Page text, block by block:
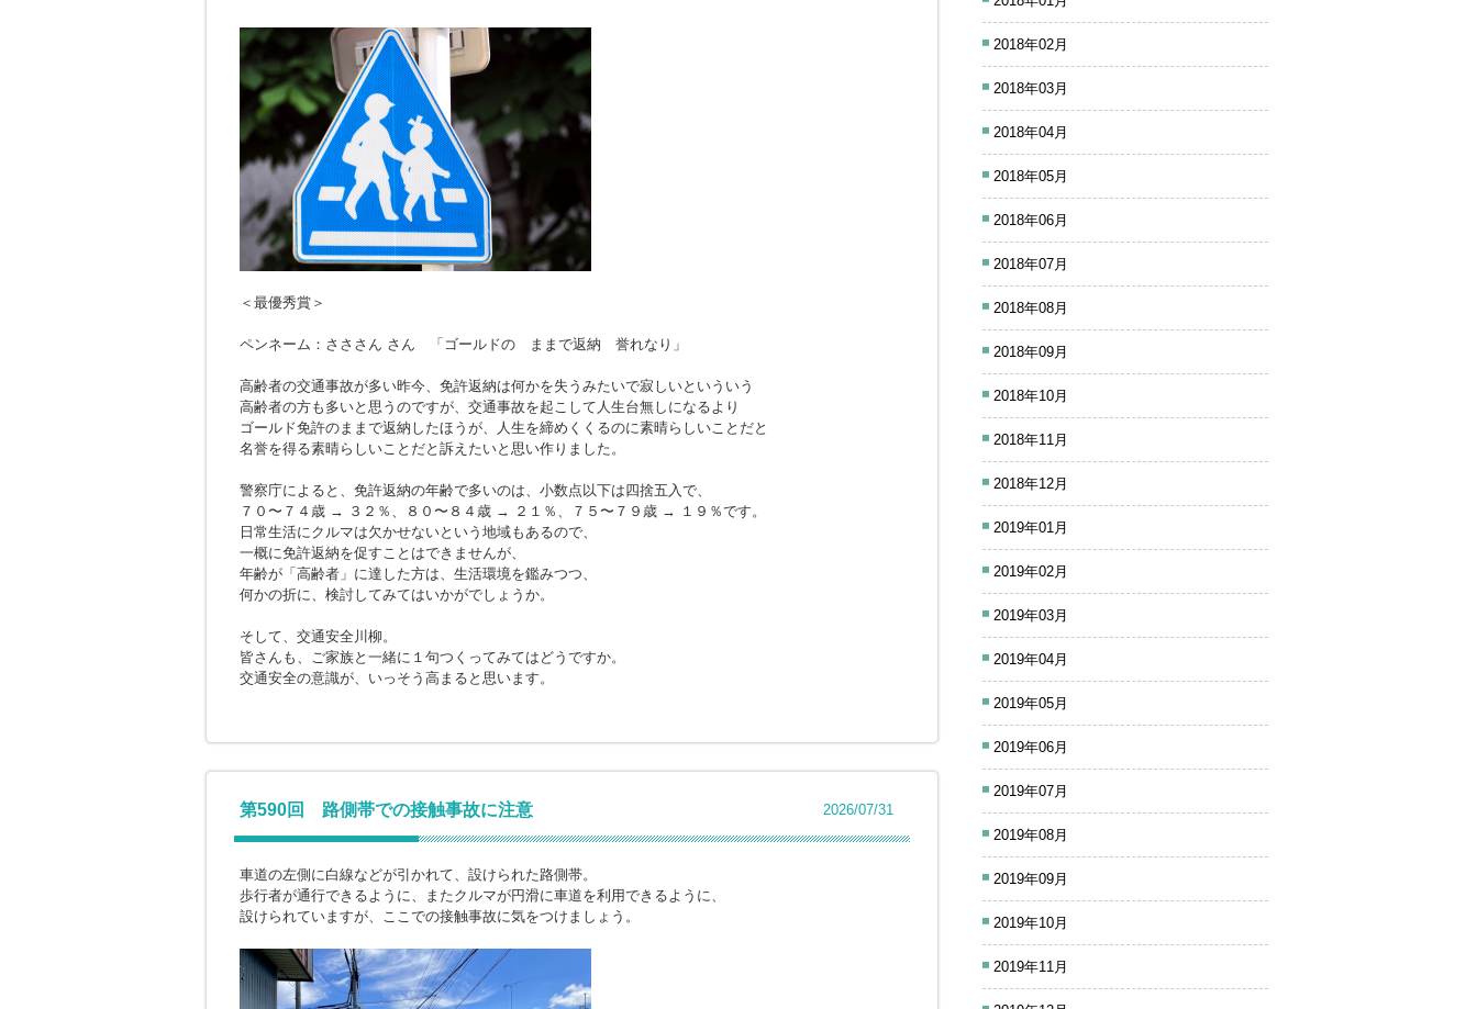
＜最優秀賞＞
ペンネーム：さささん さん 「ゴールドの ままで返納 誉れなり」
高齢者の交通事故が多い昨今、免許返納は何かを失うみたいで寂しいといういう
高齢者の方も多いと思うのですが、交通事故を起こして人生台無しになるより
ゴールド免許のままで返納したほうが、人生を締めくくるのに素晴らしいことだと
名誉を得る素晴らしいことだと訴えたいと思い作りました。
警察庁によると、免許返納の年齢で多いのは、小数点以下は四捨五入で、
７０〜７４歳 → ３２％、８０〜８４歳 → ２１％、７５〜７９歳 → １９％です。
日常生活にクルマは欠かせないという地域もあるので、
一概に免許返納を促すことはできませんが、
年齢が「高齢者」に達した方は、生活環境を鑑みつつ、
何かの折に、検討してみてはいかがでしょうか。
そして、交通安全川柳。
皆さんも、ご家族と一緒に１句つくってみてはどうですか。
交通安全の意識が、いっそう高まると思います。
第590回 路側帯での接触事故に注意 2026/07/31
車道の左側に白線などが引かれて、設けられた路側帯。
歩行者が通行できるように、またクルマが円滑に車道を利用できるように、
設けられていますが、ここでの接触事故に気をつけましょう。
2018年02月
2018年03月
2018年04月
2018年05月
2018年06月
2018年07月
2018年08月
2018年09月
2018年10月
2018年11月
2018年12月
2019年01月
2019年02月
2019年03月
2019年04月
2019年05月
2019年06月
2019年07月
2019年08月
2019年09月
2019年10月
2019年11月